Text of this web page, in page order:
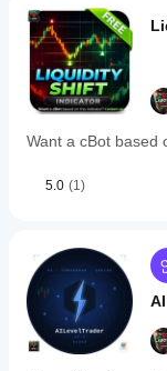
⭐ 최적화된 백테
업로드된 이미지
최적화된 백테
산에서의 잠
도출되어 훌
영어로 제공
맞게 최적화
(기술 세부사항)
MA, RSI, ADX,
을
보
이
는
지
파
악
데
이
됩
니
다.
Want a cBot based
5.0 (1)